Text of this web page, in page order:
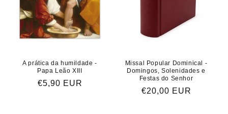
A prática da humildade -
Papa Leão XIII
Preço
€5,90 EUR
Missal Popular Dominical -
Domingos, Solenidades e
Festas do Senhor
Preço
€20,00 EUR